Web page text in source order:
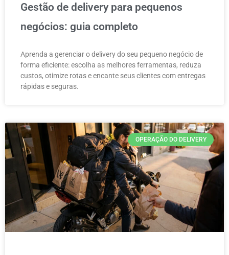
Gestão de delivery para pequenos
negócios: guia completo
Aprenda a gerenciar o delivery do seu pequeno negócio de
forma eficiente: escolha as melhores ferramentas, reduza
custos, otimize rotas e encante seus clientes com entregas
rápidas e seguras.
OPERAÇÃO DO DELIVERY